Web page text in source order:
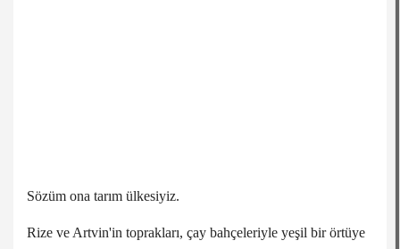
Sözüm ona tarım ülkesiyiz.
Rize ve Artvin'in toprakları, çay bahçeleriyle yeşil bir örtüye